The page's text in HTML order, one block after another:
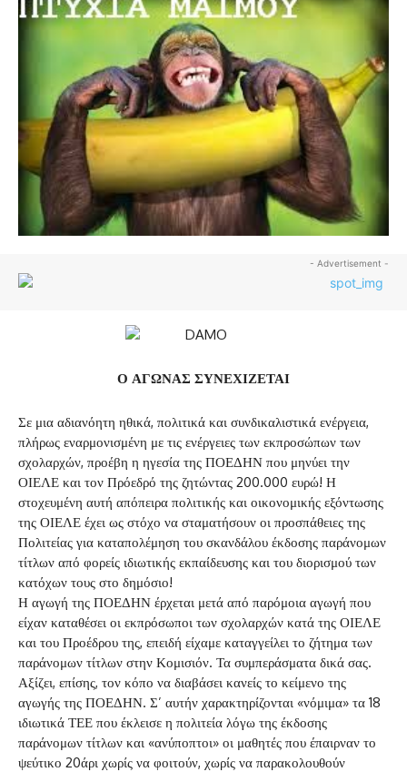
- Advertisement -
Ο ΑΓΩΝΑΣ ΣΥΝΕΧΙΖΕΤΑΙ
Σε μια αδιανόητη ηθικά, πολιτικά και συνδικαλιστικά ενέργεια,
πλήρως εναρμονισμένη με τις ενέργειες των εκπροσώπων των
σχολαρχών, προέβη η ηγεσία της ΠΟΕΔΗΝ που μηνύει την
ΟΙΕΛΕ και τον Πρόεδρό της ζητώντας 200.000 ευρώ! Η
στοχευμένη αυτή απόπειρα πολιτικής και οικονομικής εξόντωσης
της ΟΙΕΛΕ έχει ως στόχο να σταματήσουν οι προσπάθειες της
Πολιτείας για καταπολέμηση του σκανδάλου έκδοσης παράνομων
τίτλων από φορείς ιδιωτικής εκπαίδευσης και του διορισμού των
κατόχων τους στο δημόσιο!
Η αγωγή της ΠΟΕΔΗΝ έρχεται μετά από παρόμοια αγωγή που
είχαν καταθέσει οι εκπρόσωποι των σχολαρχών κατά της ΟΙΕΛΕ
και του Προέδρου της, επειδή είχαμε καταγγείλει το ζήτημα των
παράνομων τίτλων στην Κομισιόν. Τα συμπεράσματα δικά σας.
Αξίζει, επίσης, τον κόπο να διαβάσει κανείς το κείμενο της
αγωγής της ΠΟΕΔΗΝ. Σ’ αυτήν χαρακτηρίζονται «νόμιμα» τα 18
ιδιωτικά ΤΕΕ που έκλεισε η πολιτεία λόγω της έκδοσης
παράνομων τίτλων και «ανύποπτοι» οι μαθητές που έπαιρναν το
ψεύτικο 20άρι χωρίς να φοιτούν, χωρίς να παρακολουθούν